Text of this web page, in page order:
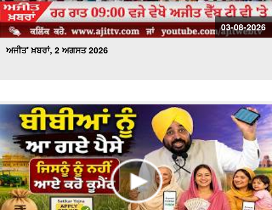
03-08-2026
ਅਜੀਤ' ਖ਼ਬਰਾਂ, 2 ਅਗਸਤ 2026